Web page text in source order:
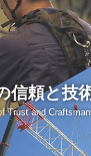
信頼と技
信頼と技
Trust and
信頼と技